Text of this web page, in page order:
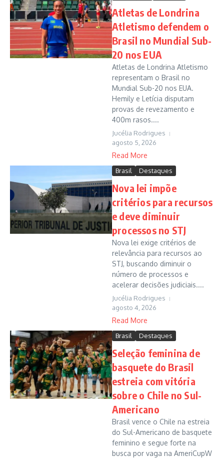
Atletas de Londrina
Atletismo defendem o
Brasil no Mundial Sub-
20 nos EUA
Atletas de Londrina Atletismo
representam o Brasil no
Mundial Sub-20 nos EUA.
Hemily e Letícia disputam
provas de revezamento e
400m rasos....
Jucélia Rodrigues
agosto 5, 2026
Read More
Brasil Destaques
Nova lei impõe
critérios para recursos
e deve diminuir
processos no STJ
Nova lei exige critérios de
relevância para recursos ao
STJ, buscando diminuir o
número de processos e
acelerar decisões judiciais....
Jucélia Rodrigues
agosto 4, 2026
Read More
Brasil Destaques
Seleção feminina de
basquete do Brasil
estreia com vitória
sobre o Chile no Sul-
Americano
Brasil vence o Chile na estreia
do Sul-Americano de basquete
feminino e segue forte na
busca por vaga na AmeriCupW